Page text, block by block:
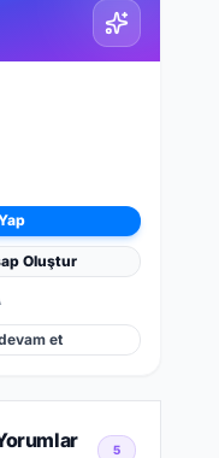
Oluştur
et
5